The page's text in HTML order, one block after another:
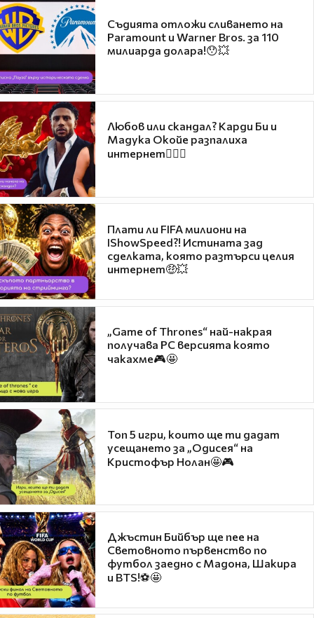
Съдията отложи сливането на
Paramount и Warner Bros. за 110
милиарда долара!😯💥
Любов или скандал? Карди Би и
Мадука Окойе разпалиха
интернет❤️‍🔥🔥
Плати ли FIFA милиони на
IShowSpeed?! Истината зад
сделката, която разтърси целия
интернет🤑💥
„Game of Thrones“ най-накрая
получава PC версията която
чакахме🎮🤩
Топ 5 игри, които ще ти дадат
усещането за „Одисея“ на
Кристофър Нолан🤩🎮
Джъстин Бийбър ще пее на
Световното първенство по
футбол заедно с Мадона, Шакира
и BTS!⚽🤩